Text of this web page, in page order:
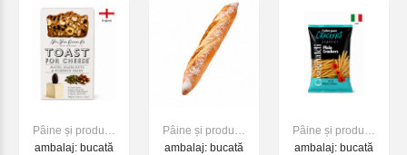
Pâine și produse
de panificație
ambalaj: bucată
Pâine și produse
de panificație
ambalaj: bucată
Pâine și produse
de panificație
ambalaj: bucată